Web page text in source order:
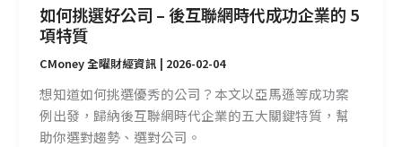
如何挑選好公司 – 後互聯網時代成功企業的 5
項特質
CMoney 全曜財經資訊 | 2026-02-04
想知道如何挑選優秀的公司？本文以亞馬遜等成功案
例出發，歸納後互聯網時代企業的五大關鍵特質，幫
助你選對趨勢、選對公司。
時
代
成
功
企
業